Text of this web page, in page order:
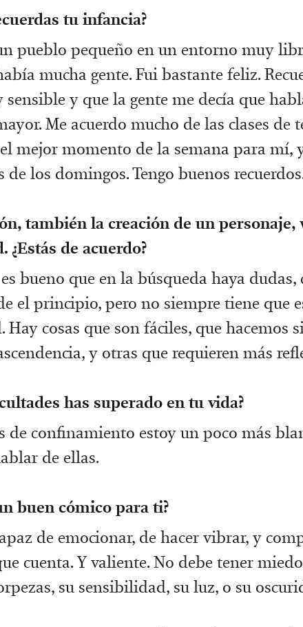
tu infancia?
pueblo pequeño en un entorno muy
mucha gente. Fui bastante feliz.
y que la gente me decía que
Me acuerdo mucho de las clases de
mejor momento de la semana para mí,
los domingos. Tengo buenos
también la creación de un personaje,
¿Estás de acuerdo?
bueno que en la búsqueda haya dudas,
el principio, pero no siempre tiene que
cosas que son fáciles, que hacemos
y otras que requieren más
has superado en tu vida?
de confinamiento estoy un poco más
de ellas.
buen cómico para ti?
de emocionar, de hacer vibrar, y
cuenta. Y valiente. No debe tener
su sensibilidad, su luz, o su